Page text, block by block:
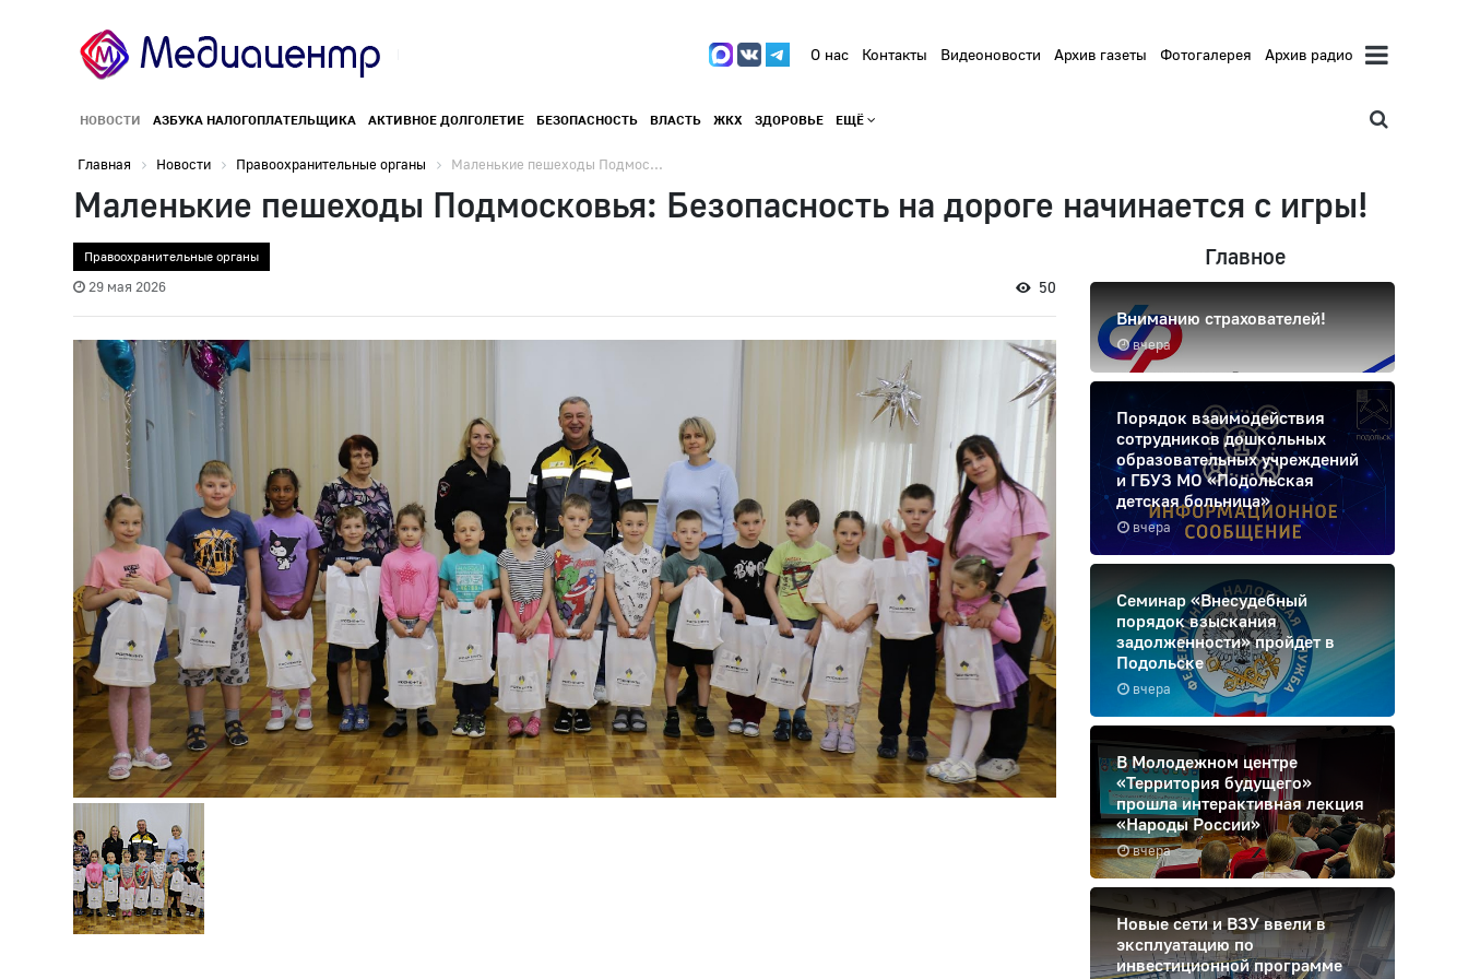
О нас Контакты Видеоновости Архив газеты Фотогалерея Архив радио
НОВОСТИ АЗБУКА НАЛОГОПЛАТЕЛЬЩИКА АКТИВНОЕ ДОЛГОЛЕТИЕ БЕЗОПАСНОСТЬ ВЛАСТЬ ЖКХ ЗДОРОВЬЕ ЕЩЁ
Главная Новости Правоохранительные органы Маленькие пешеходы Подмос...
Маленькие пешеходы Подмосковья: Безопасность на дороге начинается с игры!
Правоохранительные органы
29 мая 2026 50
Главное
вчера
Вниманию страхователей!
вчера
Порядок взаимодействия
сотрудников дошкольных
образовательных учреждений
и ГБУЗ МО «Подольская
детская больница»
вчера
Семинар «Внесудебный
порядок взыскания
задолженности» пройдет в
Подольске
вчера
В Молодежном центре
«Территория будущего»
прошла интерактивная лекция
«Народы России»
Новые сети и ВЗУ ввели в
эксплуатацию по
инвестиционной программе